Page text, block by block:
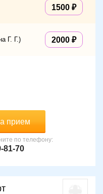
1500
Г. Г.) 2000
прием
по телефону:
81-70